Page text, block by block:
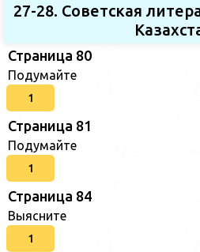
27-28. Советская
Страница 80
Подумайте
1
Страница 81
Подумайте
1
Страница 84
Выясните
1